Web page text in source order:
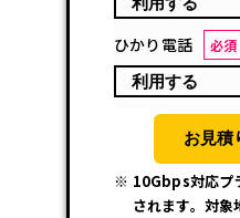
ひかり電話 必須
お見
10Gbps対応プ
されます。対象